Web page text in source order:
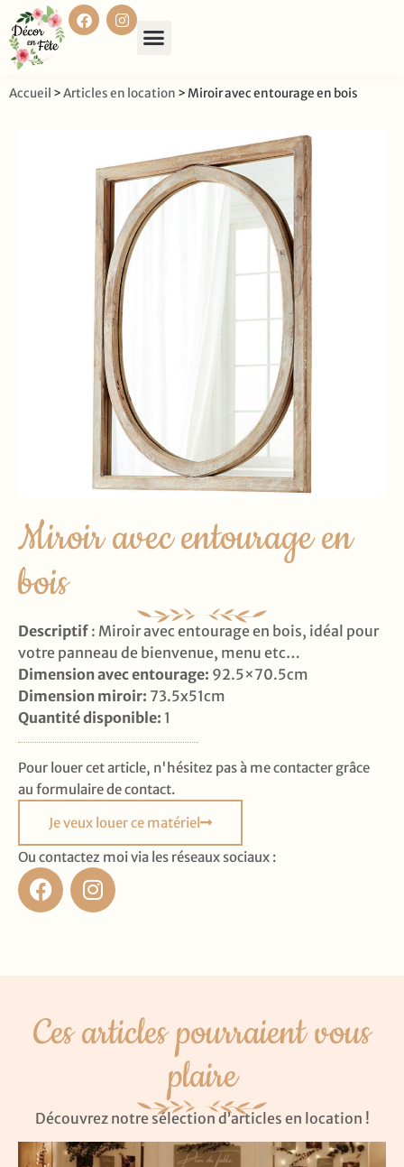
Accueil >Articles en location >Miroir avec entourage en bois
Miroir avec entourage en
bois
Descriptif : Miroir avec entourage en bois, idéal pour
votre panneau de bienvenue, menu etc…
Dimension avec entourage: 92.5×70.5cm
Dimension miroir: 73.5x51cm
Quantité disponible: 1
Pour louer cet article, n'hésitez pas à me contacter grâce
au formulaire de contact.
Je veux louer ce matériel
Ou contactez moi via les réseaux sociaux :
Ces articles pourraient vous
plaire
Découvrez notre sélection d’articles en location !